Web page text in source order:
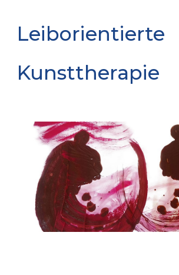
Leiborientierte
Kunsttherapie